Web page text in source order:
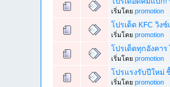
เริ่มโดยpromotion
โปรเด็ด KFC วิง
เริ่มโดยpromotion
โปรเด็ดทุกอังคาร
เริ่มโดยpromotion
โปรแรงรับปีใหม่
เริ่มโดยpromotion